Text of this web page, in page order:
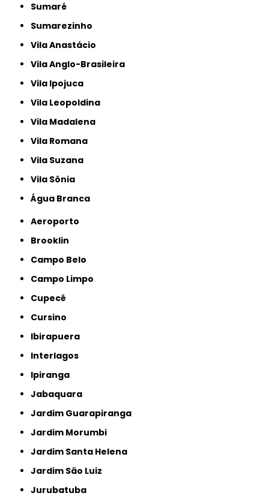
Sumaré
Sumarezinho
Vila Anastácio
Vila Anglo-Brasileira
Vila Ipojuca
Vila Leopoldina
Vila Madalena
Vila Romana
Vila Suzana
Vila Sônia
Água Branca
Aeroporto
Brooklin
Campo Belo
Campo Limpo
Cupecê
Cursino
Ibirapuera
Interlagos
Ipiranga
Jabaquara
Jardim Guarapiranga
Jardim Morumbi
Jardim Santa Helena
Jardim São Luiz
Jurubatuba